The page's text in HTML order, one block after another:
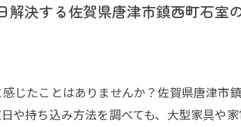
解決する佐賀県唐津市鎮西町石室
じたことはありませんか？佐賀県唐津市
や持ち込み方法を調べても、大型家具や